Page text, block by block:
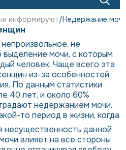
информируют Недержание
не
мочи, с которым
человек. Чаще всего эта
из-за особенностей
По данным статистики
40 лет, и около 60%
недержанием мочи.
то период в жизни, когда
данной
влияет на все стороны